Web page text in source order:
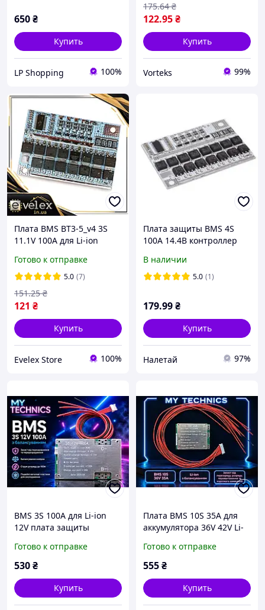
650₴
Купить
LP Shopping 100%
122.95₴
175.64 ₴
Купить
Vorteks 99%
Плата BMS BT3-5_v4 3S
11.1V 100A для Li-ion
балансировка
Готово к отправке
5.0 (7)
121 ₴
151.25 ₴
Купить
Evelex Store 100%
Плата защиты BMS 4S
100А 14.4В контроллер
балансировки LiFePo4
аккумуляторов
В наличии
5.0 (1)
179.99₴
Купить
Налетай 97%
BMS 3S 100A для Li-ion
12V плата защиты
балансировкой
Готово к отправке
530₴
Купить
Плата BMS 10S 35A для
аккумулятора 36V 42V Li-
Готово к отправке
555₴
Купить